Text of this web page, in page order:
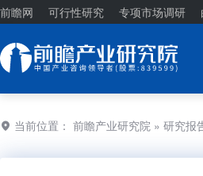
前瞻网 可行性研究 专项市场调研
当前位置： 前瞻产业研究院 » 研究报